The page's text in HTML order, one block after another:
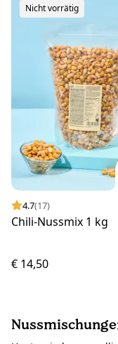
Nicht vorrätig
4.7(17)
Chili-Nussmix 1 kg
€ 14,50